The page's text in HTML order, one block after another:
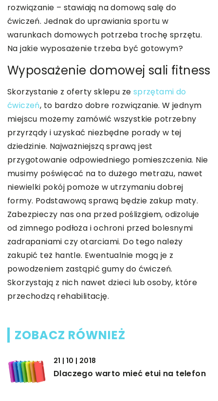
rozwiązanie – stawiają na domową salę do
ćwiczeń. Jednak do uprawiania sportu w
warunkach domowych potrzeba trochę sprzętu.
Na jakie wyposażenie trzeba być gotowym?
Wyposażenie domowej sali fitness
Skorzystanie z oferty sklepu ze sprzętami do
ćwiczeń, to bardzo dobre rozwiązanie. W jednym
miejscu możemy zamówić wszystkie potrzebny
przyrządy i uzyskać niezbędne porady w tej
dziedzinie. Najważniejszą sprawą jest
przygotowanie odpowiedniego pomieszczenia. Nie
musimy poświęcać na to dużego metrażu, nawet
niewielki pokój pomoże w utrzymaniu dobrej
formy. Podstawową sprawą będzie zakup maty.
Zabezpieczy nas ona przed poślizgiem, odizoluje
od zimnego podłoża i ochroni przed bolesnymi
zadrapaniami czy otarciami. Do tego należy
zakupić też hantle. Ewentualnie mogą je z
powodzeniem zastąpić gumy do ćwiczeń.
Skorzystają z nich nawet dzieci lub osoby, które
przechodzą rehabilitację.
ZOBACZ RÓWNIEŻ
21 | 10 | 2018
Dlaczego warto mieć etui na telefon